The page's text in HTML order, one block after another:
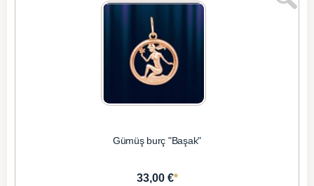
Gümüş burç "Başak"
33,00 €*